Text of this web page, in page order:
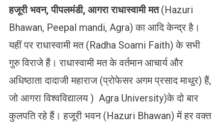
हजूरी भवन,पीपलमंडी, आगरा राधास्वामी मत(Hazuri
Bhawan, Peepal mandi, Agra) का आदि केन्द्र है।
यहीं पर राधास्वामी मत (Radha Soami Faith) के सभी
गुरु विराजे हैं। राधास्वामी मत के वर्तमान आचार्य और
अधिष्ठाता दादाजी महाराज (प्रोफेसर अगम प्रसाद माथुर) हैं,
जो आगरा विश्वविद्यालय ) Agra University)के दो बार
कुलपति रहे हैं। हजूरी भवन (Hazuri Bhawan) में हर वक्त